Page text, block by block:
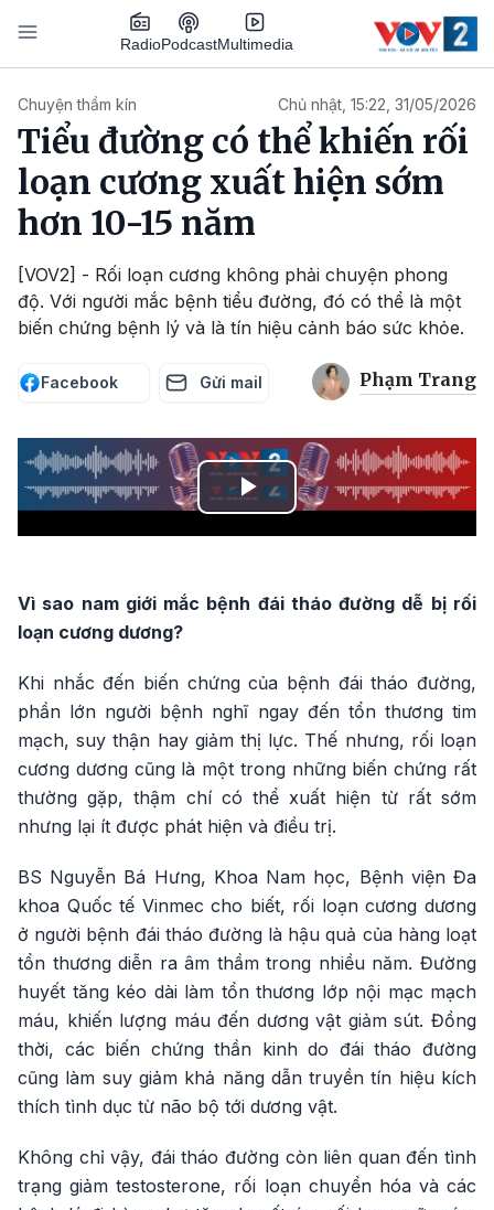
Nhảy đến nội dung
RadioPodcastMultimedia
Chuyện thầm kín Chủ nhật, 15:22, 31/05/2026
Tiểu đường có thể khiến rối
loạn cương xuất hiện sớm
hơn 10-15 năm
[VOV2] - Rối loạn cương không phải chuyện phong
độ. Với người mắc bệnh tiểu đường, đó có thể là một
biến chứng bệnh lý và là tín hiệu cảnh báo sức khỏe.
Facebook Gửi mail Phạm Trang
Play
Vì sao nam giới mắc bệnh đái tháo đường dễ bị rối
loạn cương dương?
Khi nhắc đến biến chứng của bệnh đái tháo đường,
phần lớn người bệnh nghĩ ngay đến tổn thương tim
mạch, suy thận hay giảm thị lực. Thế nhưng, rối loạn
cương dương cũng là một trong những biến chứng rất
thường gặp, thậm chí có thể xuất hiện từ rất sớm
nhưng lại ít được phát hiện và điều trị.
BS Nguyễn Bá Hưng, Khoa Nam học, Bệnh viện Đa
khoa Quốc tế Vinmec cho biết, rối loạn cương dương
ở người bệnh đái tháo đường là hậu quả của hàng loạt
tổn thương diễn ra âm thầm trong nhiều năm. Đường
huyết tăng kéo dài làm tổn thương lớp nội mạc mạch
máu, khiến lượng máu đến dương vật giảm sút. Đồng
thời, các biến chứng thần kinh do đái tháo đường
cũng làm suy giảm khả năng dẫn truyền tín hiệu kích
thích tình dục từ não bộ tới dương vật.
Không chỉ vậy, đái tháo đường còn liên quan đến tình
trạng giảm testosterone, rối loạn chuyển hóa và các